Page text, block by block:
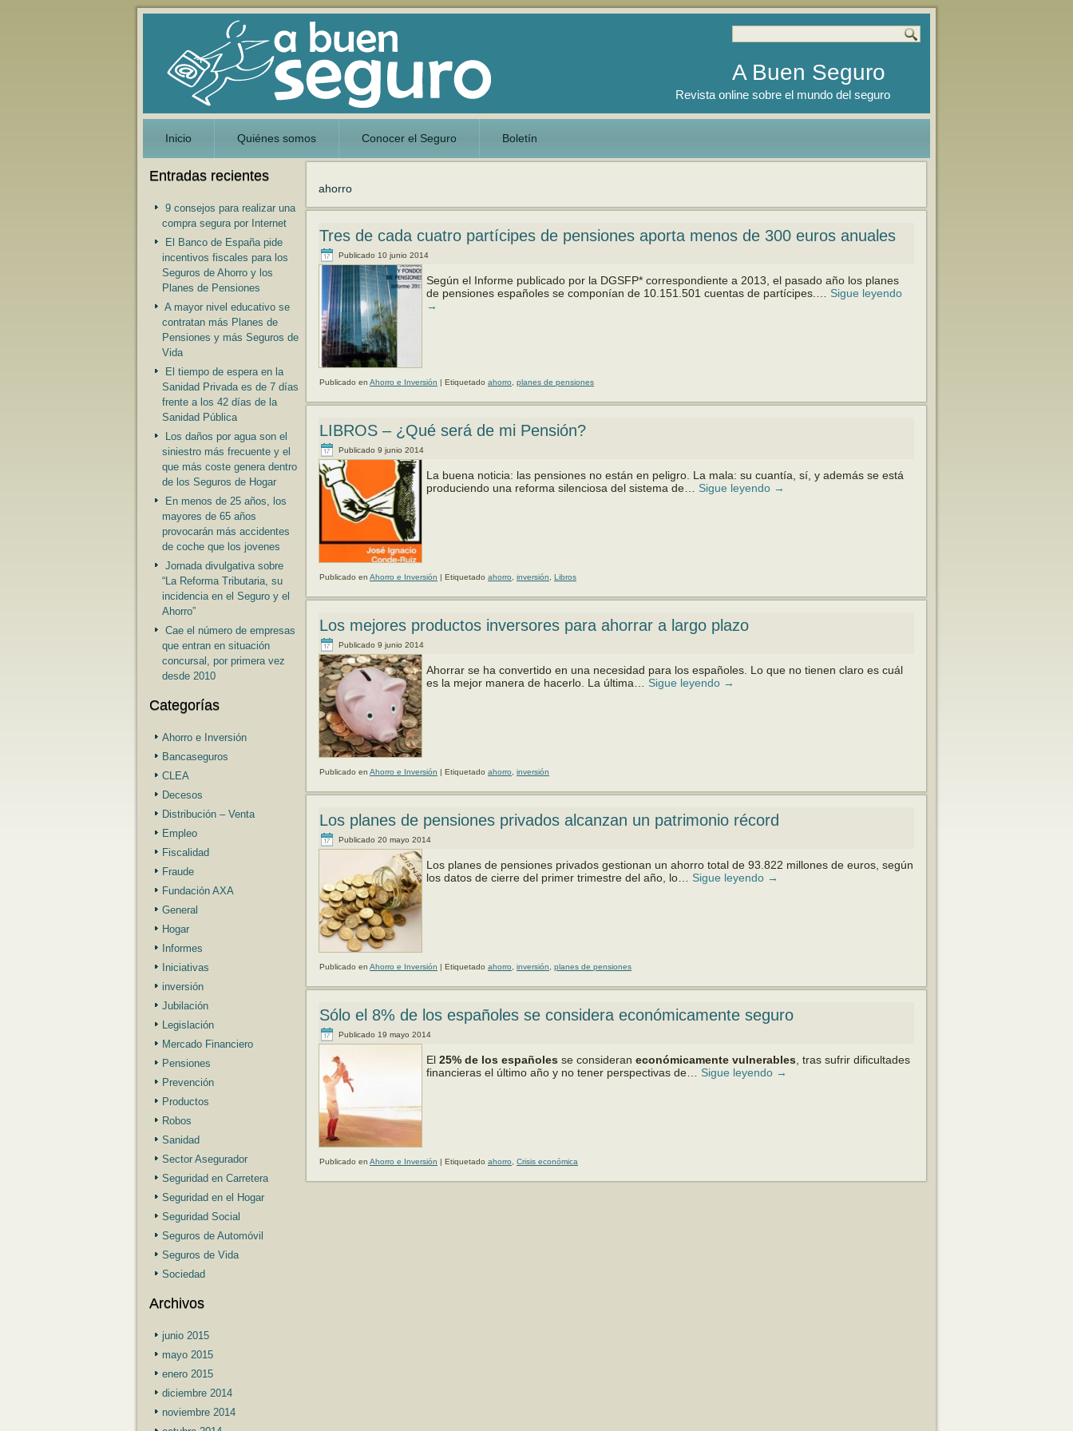
A Buen Seguro
Revista online sobre el mundo del seguro
Inicio Quiénes somos Conocer el Seguro Boletín
Entradas recientes
9 consejos para realizar una
compra segura por Internet
El Banco de España pide
incentivos fiscales para los
Seguros de Ahorro y los
Planes de Pensiones
A mayor nivel educativo se
contratan más Planes de
Pensiones y más Seguros de
Vida
El tiempo de espera en la
Sanidad Privada es de 7 días
frente a los 42 días de la
Sanidad Pública
Los daños por agua son el
siniestro más frecuente y el
que más coste genera dentro
de los Seguros de Hogar
En menos de 25 años, los
mayores de 65 años
provocarán más accidentes
de coche que los jovenes
Jornada divulgativa sobre
“La Reforma Tributaria, su
incidencia en el Seguro y el
Ahorro”
Cae el número de empresas
que entran en situación
concursal, por primera vez
desde 2010
Categorías
Ahorro e Inversión
Bancaseguros
CLEA
Decesos
Distribución – Venta
Empleo
Fiscalidad
Fraude
Fundación AXA
General
Hogar
Informes
Iniciativas
inversión
Jubilación
Legislación
Mercado Financiero
Pensiones
Prevención
Productos
Robos
Sanidad
Sector Asegurador
Seguridad en Carretera
Seguridad en el Hogar
Seguridad Social
Seguros de Automóvil
Seguros de Vida
Sociedad
Archivos
junio 2015
mayo 2015
enero 2015
diciembre 2014
noviembre 2014
ahorro
Tres de cada cuatro partícipes de pensiones aporta menos de 300 euros anuales
Publicado 10 junio 2014
Según el Informe publicado por la DGSFP* correspondiente a 2013, el pasado año los planes
de pensiones españoles se componían de 10.151.501 cuentas de partícipes.… Sigue leyendo
→
Publicado en Ahorro e Inversión | Etiquetado ahorro planes de pensiones
LIBROS – ¿Qué será de mi Pensión?
Publicado 9 junio 2014
La buena noticia: las pen­siones no están en peli­gro. La mala: su cuan­tía, sí, y además se está
produciendo una refor­ma silenciosa del sistema de… Sigue leyendo →
Publicado en Ahorro e Inversión | Etiquetado ahorro inversión Libros
Los mejores productos inversores para ahorrar a largo plazo
Publicado 9 junio 2014
Ahorrar se ha convertido en una necesidad para los espa­ñoles. Lo que no tienen claro es cuál
es la mejor manera de hacerlo. La última… Sigue leyendo →
Publicado en Ahorro e Inversión | Etiquetado ahorro inversión
Los planes de pensiones privados alcanzan un patrimonio récord
Publicado 20 mayo 2014
Los planes de pensiones privados gestionan un ahorro total de 93.822 millones de euros, según
los datos de cierre del primer trimestre del año, lo… Sigue leyendo →
Publicado en Ahorro e Inversión | Etiquetado ahorro inversión planes de pensiones
Sólo el 8% de los españoles se considera económicamente seguro
Publicado 19 mayo 2014
El 25% de los españoles se consideran económicamente vulnerables , tras sufrir dificultades
financieras el último año y no tener perspectivas de… Sigue leyendo →
Publicado en Ahorro e Inversión | Etiquetado ahorro Crisis económica